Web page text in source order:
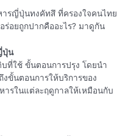
ารญี่ปุ่นทงคัทสึ ที่ครองใจคนไทย
อยถูกปากคืออะไร? มาดูกัน
ปุ่น
ที่ใช้ ขั้นตอนการปรุง โดยนำ
ขั้นตอนการให้บริการของ
รในแต่ละฤดูกาลให้เหมือนกับ